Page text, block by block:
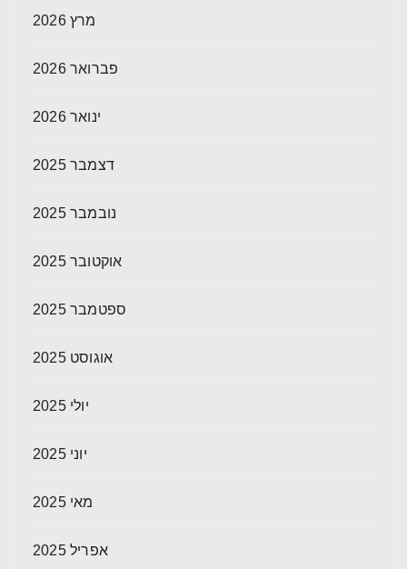
מרץ 2026
פברואר 2026
ינואר 2026
דצמבר 2025
נובמבר 2025
אוקטובר 2025
ספטמבר 2025
אוגוסט 2025
יולי 2025
יוני 2025
מאי 2025
אפריל 2025